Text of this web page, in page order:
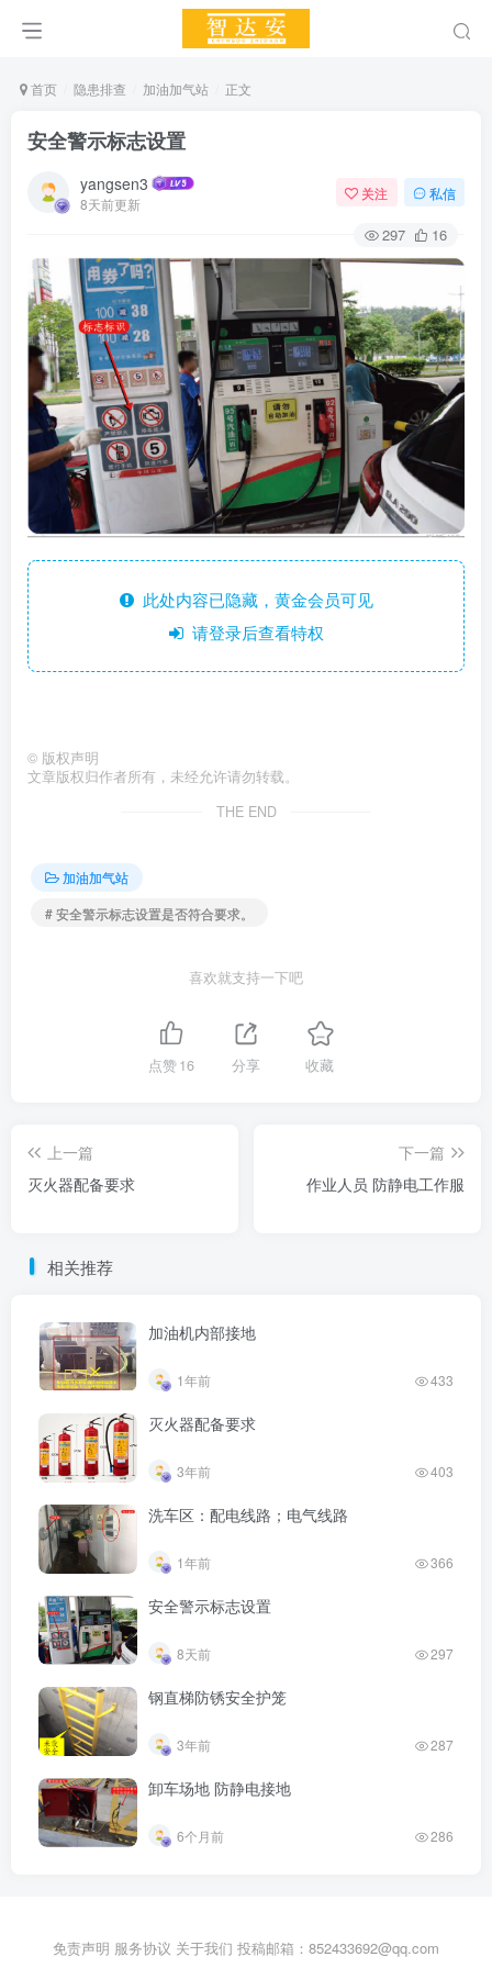
首页 隐患排查 加油加气站 正文
安全警示标志设置
yangsen3
8天前更新
关注 私信
297 16
此处内容已隐藏，黄金会员可见
请登录后查看特权
© 版权声明
文章版权归作者所有，未经允许请勿转载。
THE END
加油加气站
# 安全警示标志设置是否符合要求。
喜欢就支持一下吧
点赞16 分享 收藏
上一篇
灭火器配备要求
下一篇
作业人员 防静电工作服
相关推荐
加油机内部接地
1年前 433
灭火器配备要求
3年前 403
洗车区：配电线路；电气线路
1年前 366
安全警示标志设置
8天前 297
钢直梯防锈安全护笼
3年前 287
卸车场地 防静电接地
6个月前 286
免责声明 服务协议 关于我们 投稿邮箱：852433692@qq.com